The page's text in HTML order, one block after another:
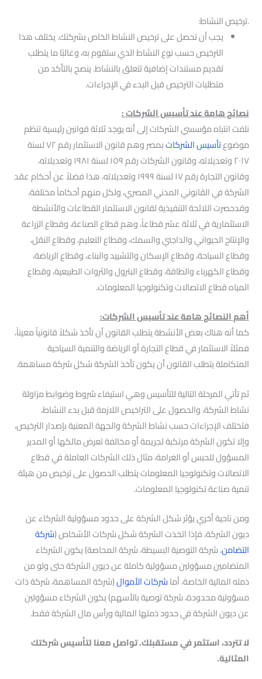
.ترخيص النشاط:
يجب أن تحصل على ترخيص النشاط الخاص بشركتك. يختلف هذا
الترخيص حسب نوع النشاط الذي ستقوم به، وغالبًا ما يتطلب
تقديم مستندات إضافية تتعلق بالنشاط. ينصح بالتأكد من
متطلبات الترخيص قبل البدء في الإجراءات.
نصائح هامة عند تأسيس الشركات :
نلفت انتباه مؤسسي الشركات إلى أنه يوجد ثلاثة قوانين رئيسية تنظم
موضوعتأسيس الشركات
بمصر وهم قانون الاستثمار رقم ٧٢ لسنة
٢٠١٧ وتعديلاته، وقانون الشركات رقم ١٥٩ لسنة ١٩٨١ وتعديلاته،
وقانون التجارة رقم ١٧ لسنة ١٩٩٩ وتعديلاته، هذا فضلاً عن أحكام عقد
الشركة في القانوني المدني المصري، ولكل منهم أحكاماً مختلفة،
وقدحصرت اللائحة التنفيذية لقانون الاستثمار القطاعات والأنشطة
الاستثمارية في ثلاثة عشر قطاعاً، وهم قطاع الصناعة، وقطاع الزراعة
والإنتاج الحيواني والداجني والسمك، وقطاع التعليم، وقطاع النقل،
وقطاع السياحة، وقطاع الإسكان والتشييد والبناء، وقطاع الرياضة،
وقطاع الكهرباء والطاقة، وقطاع البترول والثروات الطبيعية، وقطاع
المياه قطاع الاتصالات وتكنولوجيا المعلومات.
أهم النصائح هامة عند تأسيس الشركات:
كما أنه هناك بعض الأنشطة يتطلب القانون أن تأخذ شكلاً قانونياً معيناً،
فمثلاً الاستثمار في قطاع التجارة أو الرياضة والتنمية السياحية
المتكاملة يتطلب القانون أن يكون تأخذ الشركة شكل شركة مساهمة.
ثم تأتي المرحلة التالية للتأسيس وهي استيفاء شروط وضوابط مزاولة
نشاط الشركة، والحصول على التراخيص اللازمة قبل بدء النشاط،
فتختلف الإجراءات حسب نشاط الشركة والجهة المعنية بإصدار الترخيص،
وإلا تكون الشركة مرتكبة لجريمة أو مخالفة تعرض مالكها أو المدير
المسؤول للحبس أو الغرامة، مثال ذلك الشركات العاملة في قطاع
الاتصالات وتكنولوجيا المعلومات يتطلب الحصول على ترخيص من هيئة
تنمية صناعة تكنولوجيا المعلومات.
ومن ناحية أخري يؤثر شكل الشركة على حدود مسؤولية الشركاء عن
ديون الشركة، فإذا اتخذت الشركة شكل شركات الأشخاص (شركة
التضامن، شركة التوصية البسيطة، شركة المحاصة) يكون الشركاء
المتضامين مسؤولين مسؤولية كاملة عن ديون الشركة حتى ولو من
ذمته المالية الخاصة، أماشركات الأموال(شركة المساهمة، شركة ذات
مسؤولية محدودة، شركة توصية بالأسهم) يكون الشركاء مسؤولين
عن ديون الشركة في حدود ذمتها المالية ورأس مال الشركة فقط.
لا تتردد، استثمر في مستقبلك. تواصل معنا لتأسيس شركتك
المثالية.